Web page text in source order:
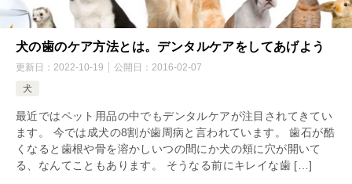
犬の歯のケア方法とは。デンタルケアをしてあげよう
更新日： 2022-10-19 公開日： 2016-02-07
犬
最近ではペット用品の中でもデンタルケアが注目されてきてい
ます。 今では成犬の8割が歯周病と言われています。 歯石が酷
くなると歯根や骨を溶かしいつの間にか犬の頬に穴が開いて
る、なんてこともあります。 そうなる前にキレイな歯 […]